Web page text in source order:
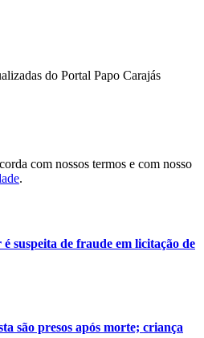
do Portal Papo Carajás
com nossos termos e com nosso
.
suspeita de fraude em licitação de
são presos após morte; criança